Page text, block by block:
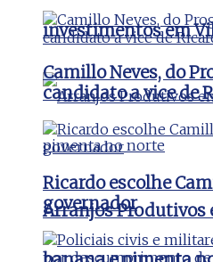
investimentos em
Arranjos Produtivos
Camillo Neves, do
candidato a vice de
Ricardo escolhe
governador